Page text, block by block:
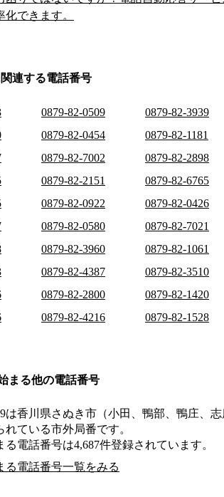
できます。
関連する電話番号
0879-82-0509 0879-82-3939
0879-82-0454 0879-82-1181
0879-82-7002 0879-82-2898
0879-82-2151 0879-82-6765
0879-82-0922 0879-82-0426
0879-82-0580 0879-82-7021
0879-82-3960 0879-82-1061
0879-82-4387 0879-82-3510
0879-82-2800 0879-82-1420
0879-82-4216 0879-82-1528
まる他の電話番号
は香川県さぬき市（小田、鴨部、鴨庄、
れている市外局番です。
る電話番号は4,687件登録されています。
る電話番号一覧をみる